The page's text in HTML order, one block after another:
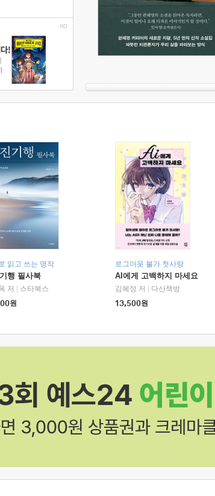
읽고 쓰는 명작
행 필사북
저
스타북스
원
로그아웃 불가 첫사랑
AI에게 고백하지 마세요
김혜정 저
다산책방
13,500원